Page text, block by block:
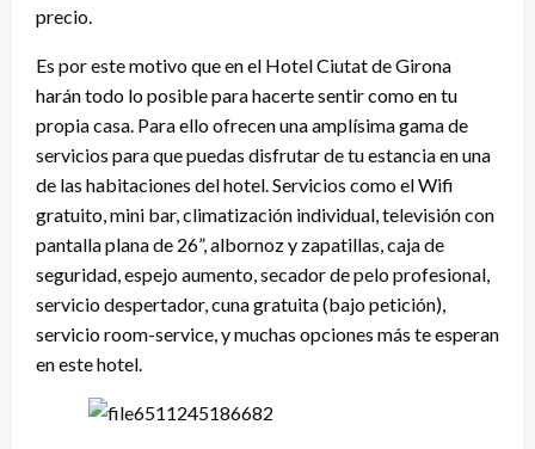
precio.
Es por este motivo que en el Hotel Ciutat de Girona
harán todo lo posible para hacerte sentir como en tu
propia casa. Para ello ofrecen una amplísima gama de
servicios para que puedas disfrutar de tu estancia en una
de las habitaciones del hotel. Servicios como el Wifi
gratuito, mini bar, climatización individual, televisión con
pantalla plana de 26”, albornoz y zapatillas, caja de
seguridad, espejo aumento, secador de pelo profesional,
servicio despertador, cuna gratuita (bajo petición),
servicio room-service, y muchas opciones más te esperan
en este hotel.